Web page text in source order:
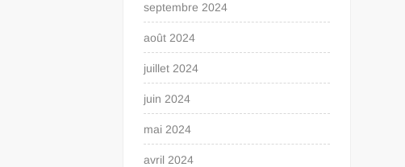
septembre 2024
août 2024
juillet 2024
juin 2024
mai 2024
avril 2024